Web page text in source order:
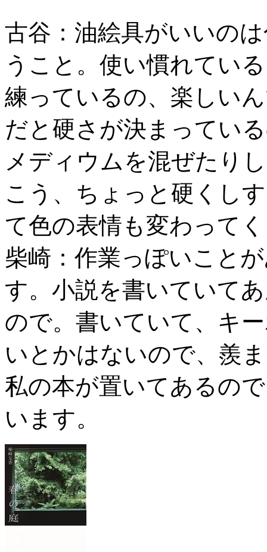
古谷：油絵具がいいの
うこと。使い慣れてい
練っているの、楽しい
だと硬さが決まってい
メディウムを混ぜたり
こう、ちょっと硬くし
て色の表情も変わって
柴崎：作業っぽいこと
す。小説を書いていて
ので。書いていて、キ
いとかはないので、羨
私の本が置いてあるの
います。